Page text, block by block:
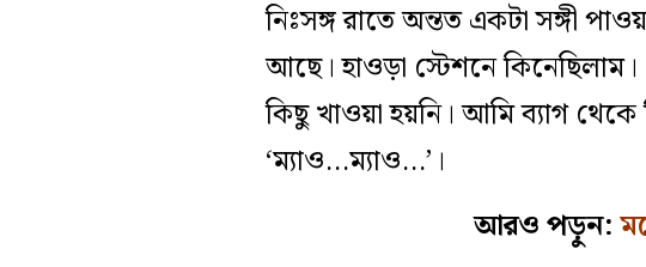
নিঃসঙ্গ রাতে অন্তত একটা সঙ্গী
আছে। হাওড়া স্টেশনে
কিছু খাওয়া হয়নি। আমি ব্যাগ
‘ম্যাও…ম্যাও…’।
আরও পড়ুন: